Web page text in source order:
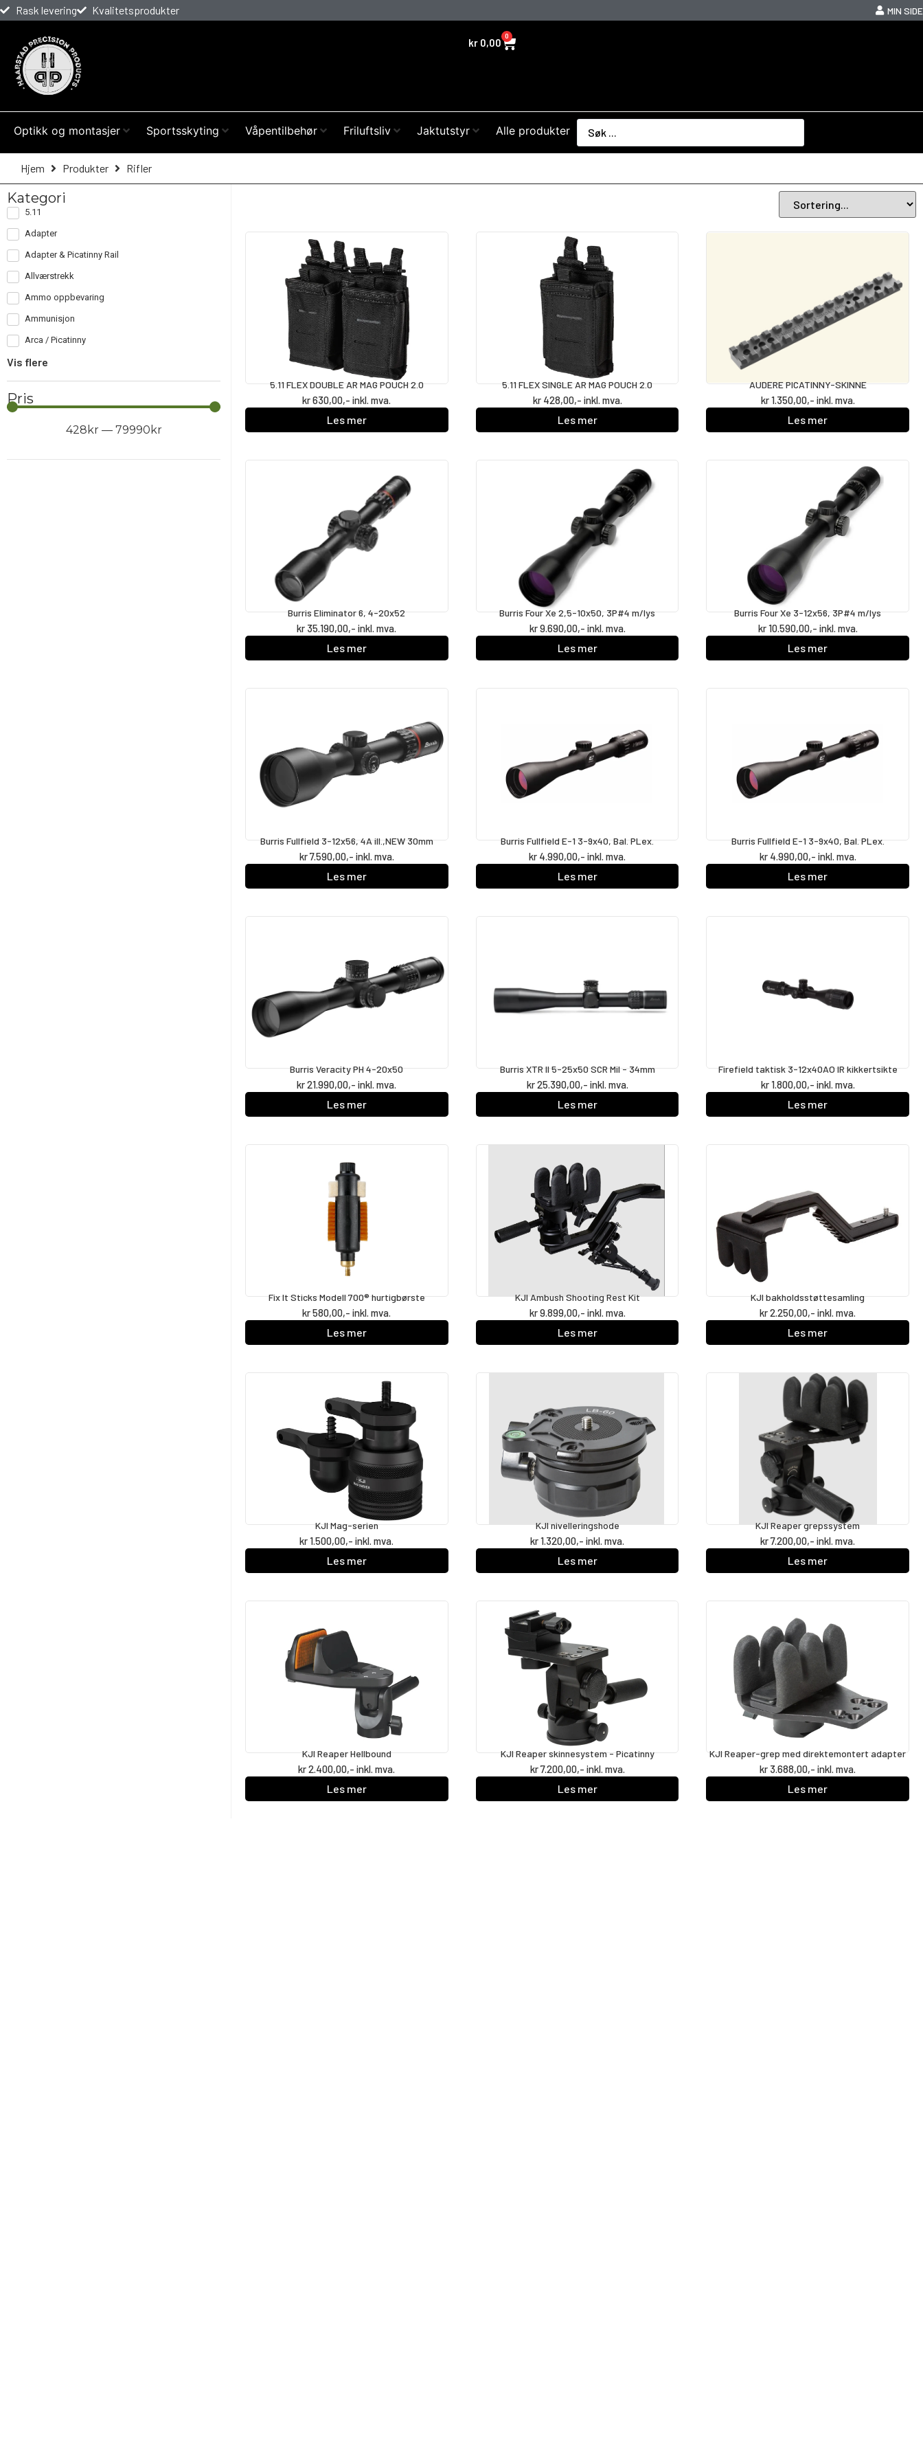
Rask levering Kvalitetsprodukter MIN SIDE
kr 0,00
0
Optikk og montasjer Sportsskyting Våpentilbehør Friluftsliv Jaktutstyr Alle produkter
Hjem Produkter Rifler
Kategori
5.11
Adapter
Adapter & Picatinny Rail
Allværstrekk
Ammo oppbevaring
Ammunisjon
Arca / Picatinny
Vis flere
Pris
428 kr— 79990 kr
5.11 FLEX DOUBLE AR MAG POUCH 2.0
kr630,00,- inkl. mva.
Les mer
5.11 FLEX SINGLE AR MAG POUCH 2.0
kr428,00,- inkl. mva.
Les mer
AUDERE PICATINNY-SKINNE
kr1.350,00,- inkl. mva.
Les mer
Burris Eliminator 6, 4-20x52
kr 35.190,00,- inkl. mva.
Les mer
Burris Four Xe 2,5-10x50, 3P#4 m/lys
kr9.690,00,- inkl. mva.
Les mer
Burris Four Xe 3-12x56, 3P#4 m/lys
kr10.590,00,- inkl. mva.
Les mer
Burris Fullfield 3-12x56, 4A ill.,NEW 30mm
kr7.590,00,- inkl. mva.
Les mer
Burris Fullfield E-1 3-9x40, Bal. PLex.
kr 4.990,00,- inkl. mva.
Les mer
Burris Fullfield E-1 3-9x40, Bal. PLex.
kr4.990,00,- inkl. mva.
Les mer
Burris Veracity PH 4-20x50
kr21.990,00,- inkl. mva.
Les mer
Burris XTR II 5-25x50 SCR Mil - 34mm
kr25.390,00,- inkl. mva.
Les mer
Firefield taktisk 3-12x40AO IR kikkertsikte
kr1.800,00,- inkl. mva.
Les mer
Fix It Sticks Modell 700® hurtigbørste
kr580,00,- inkl. mva.
Les mer
KJI Ambush Shooting Rest Kit
kr9.899,00,- inkl. mva.
Les mer
KJI bakholdsstøttesamling
kr2.250,00,- inkl. mva.
Les mer
KJI Mag-serien
kr1.500,00,- inkl. mva.
Les mer
KJI nivelleringshode
kr1.320,00,- inkl. mva.
Les mer
KJI Reaper grepssystem
kr7.200,00,- inkl. mva.
Les mer
KJI Reaper Hellbound
kr2.400,00,- inkl. mva.
Les mer
KJI Reaper skinnesystem - Picatinny
kr7.200,00,- inkl. mva.
Les mer
KJI Reaper-grep med direktemontert adapter
kr 3.688,00,- inkl. mva.
Les mer